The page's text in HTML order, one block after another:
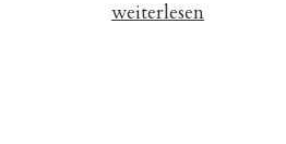
„Interview
weiterlesen